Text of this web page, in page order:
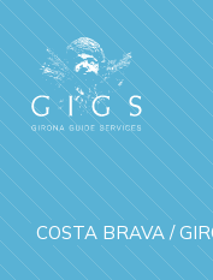
COSTA BRAVA /